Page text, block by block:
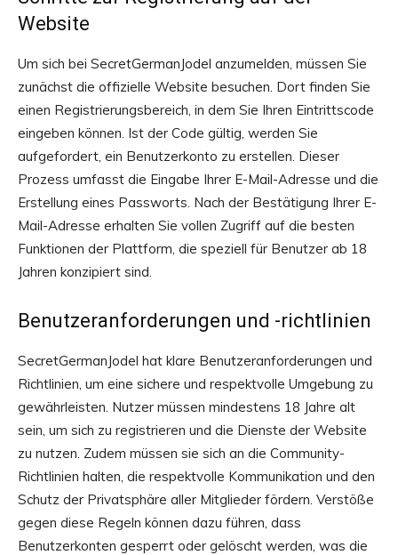
Website
Um sich bei SecretGermanJodel anzumelden, müssen Sie
zunächst die offizielle Website besuchen. Dort finden Sie
einen Registrierungsbereich, in dem Sie Ihren Eintrittscode
eingeben können. Ist der Code gültig, werden Sie
aufgefordert, ein Benutzerkonto zu erstellen. Dieser
Prozess umfasst die Eingabe Ihrer E-Mail-Adresse und die
Erstellung eines Passworts. Nach der Bestätigung Ihrer E-
Mail-Adresse erhalten Sie vollen Zugriff auf die besten
Funktionen der Plattform, die speziell für Benutzer ab 18
Jahren konzipiert sind.
Benutzeranforderungen und -richtlinien
SecretGermanJodel hat klare Benutzeranforderungen und
Richtlinien, um eine sichere und respektvolle Umgebung zu
gewährleisten. Nutzer müssen mindestens 18 Jahre alt
sein, um sich zu registrieren und die Dienste der Website
zu nutzen. Zudem müssen sie sich an die Community-
Richtlinien halten, die respektvolle Kommunikation und den
Schutz der Privatsphäre aller Mitglieder fördern. Verstöße
gegen diese Regeln können dazu führen, dass
Benutzerkonten gesperrt oder gelöscht werden, was die